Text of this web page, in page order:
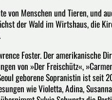
von Menschen und Tieren, und
der Wald im Wirtshaus, die
Foster. Der amerikanische
von »Der Freischütz«,
geborene Sopranistin ist seit
wie Violetta, Adina,